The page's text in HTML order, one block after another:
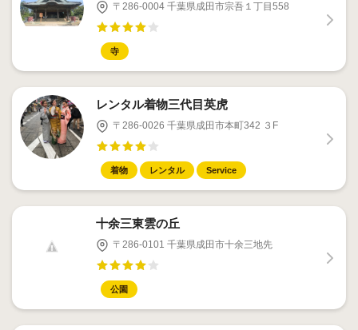
〒286-0004 千葉県成田市宗吾１丁目558
寺
レンタル着物三代目英虎
〒286-0026 千葉県成田市本町342 ３F
着物 レンタル Service
十余三東雲の丘
〒286-0101 千葉県成田市十余三地先
公園